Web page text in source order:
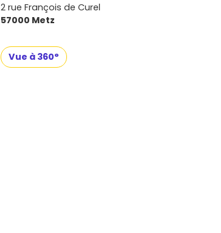
2 rue François de Curel
57000 Metz
Vue à 360°